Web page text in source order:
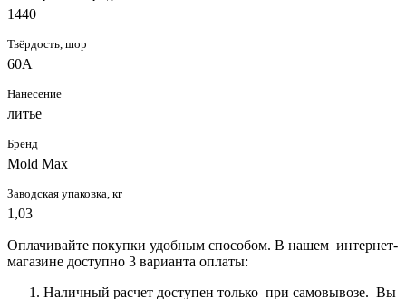
1440
Твёрдость, шор
60А
Нанесение
литье
Бренд
Mold Max
Заводская упаковка, кг
1,03
Оплачивайте покупки удобным способом. В нашем интернет-
магазине доступно 3 варианта оплаты:
Наличный расчет доступен только при самовывозе. Вы